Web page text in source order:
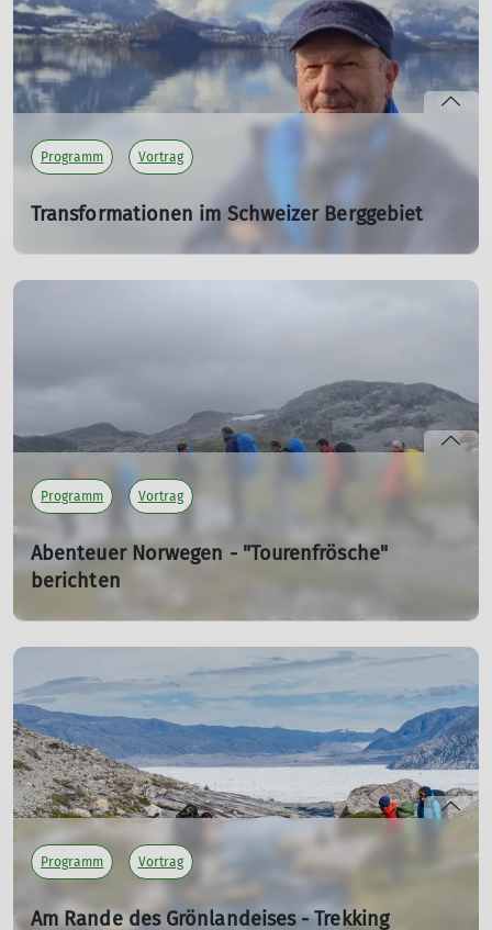
geändert.
mehr erfahren
Programm Vortrag
Transformationen im Schweizer Berggebiet
Vortrag von Prof. Stefan Forster
mehr erfahren
Programm Vortrag
Abenteuer Norwegen - "Tourenfrösche"
berichten
Vortrag von Helena Lorenz, Rebekka Schütze, Jakob
Do. 24.09.2026 19:30 Uhr
41 Stunden Zugfahrt mit 13 Umstiegen: Das Abenteuer
Norwegen kann starten. Ein Vortrag der Jugendgruppe
"Tourenfrösche".
mehr erfahren
Programm Vortrag
Am Rande des Grönlandeises - Trekking